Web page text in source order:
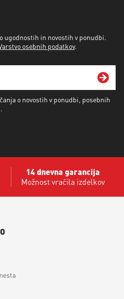
ugodnostih in novostih v ponudbi.
osebnih podatkov.
o novostih v ponudbi, posebnih
14 dnevna garancija
Možnost vračila izdelkov